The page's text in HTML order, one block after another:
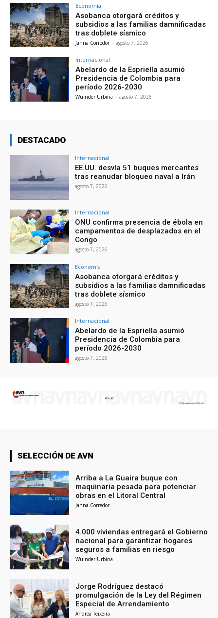
Economía
Asobanca otorgará créditos y
subsidios a las familias damnificadas
tras doblete sísmico
Janna Corredor - agosto 7, 2026
Internacional
Abelardo de la Espriella asumió
Presidencia de Colombia para
período 2026-2030
Wuinder Urbina - agosto 7, 2026
DESTACADO
Internacional
EE.UU. desvía 51 buques mercantes
tras reanudar bloqueo naval a Irán
agosto 7, 2026
Internacional
ONU confirma presencia de ébola en
campamentos de desplazados en el
Congo
agosto 7, 2026
Economía
Asobanca otorgará créditos y
subsidios a las familias damnificadas
tras doblete sísmico
agosto 7, 2026
Internacional
Abelardo de la Espriella asumió
Presidencia de Colombia para
período 2026-2030
agosto 7, 2026
SELECCIÓN DE AVN
Arriba a La Guaira buque con
maquinaria pesada para potenciar
obras en el Litoral Central
Janna Corredor
4.000 viviendas entregará el Gobierno
nacional para garantizar hogares
seguros a familias en riesgo
Wuinder Urbina
Jorge Rodríguez destacó
promulgación de la Ley del Régimen
Especial de Arrendamiento
Andrea Teixeira